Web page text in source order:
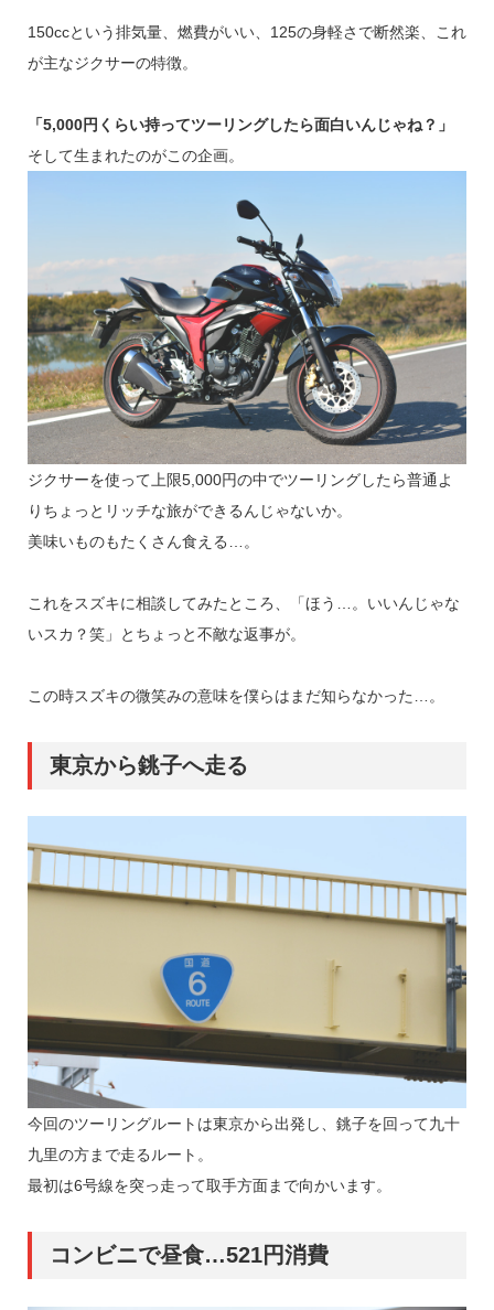
150ccという排気量、燃費がいい、125の身軽さで断然楽、これ
が主なジクサーの特徴。
「5,000円くらい持ってツーリングしたら面白いんじゃね？」
そして生まれたのがこの企画。
ジクサーを使って上限5,000円の中でツーリングしたら普通よ
りちょっとリッチな旅ができるんじゃないか。
美味いものもたくさん食える…。
これをスズキに相談してみたところ、「ほう…。いいんじゃな
いスカ？笑」とちょっと不敵な返事が。
この時スズキの微笑みの意味を僕らはまだ知らなかった…。
東京から銚子へ走る
今回のツーリングルートは東京から出発し、銚子を回って九十
九里の方まで走るルート。
最初は6号線を突っ走って取手方面まで向かいます。
コンビニで昼食…521円消費